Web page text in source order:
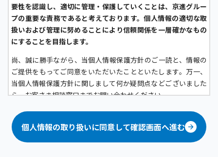
要性を認識し、適切に管理・保護していくことは、京進グルー
プの重要な責務であると考えております。個人情報の適切な取
扱いおよび管理に努めることにより信頼関係を一層確かなもの
にすることを目指します。
尚、誠に勝手ながら、当個人情報保護方針のご一読と、情報の
ご提供をもってご同意をいただいたことといたします。万一、
当個人情報保護方針に関しまして何か疑問点などございました
ら、お客さま相談窓口までお問い合わせください。
京進グループにおける個人情報の定義について
京進グループにおいては、生存する「顧客（グループ各社が提
個人情報の取り扱いに同意して確認画面へ進む